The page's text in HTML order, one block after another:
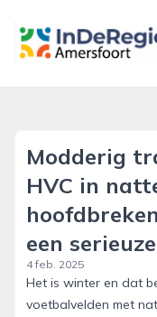
Modderig
HVC in
een
4 feb. 2025
Het is winter en dat
voetbalvelden met